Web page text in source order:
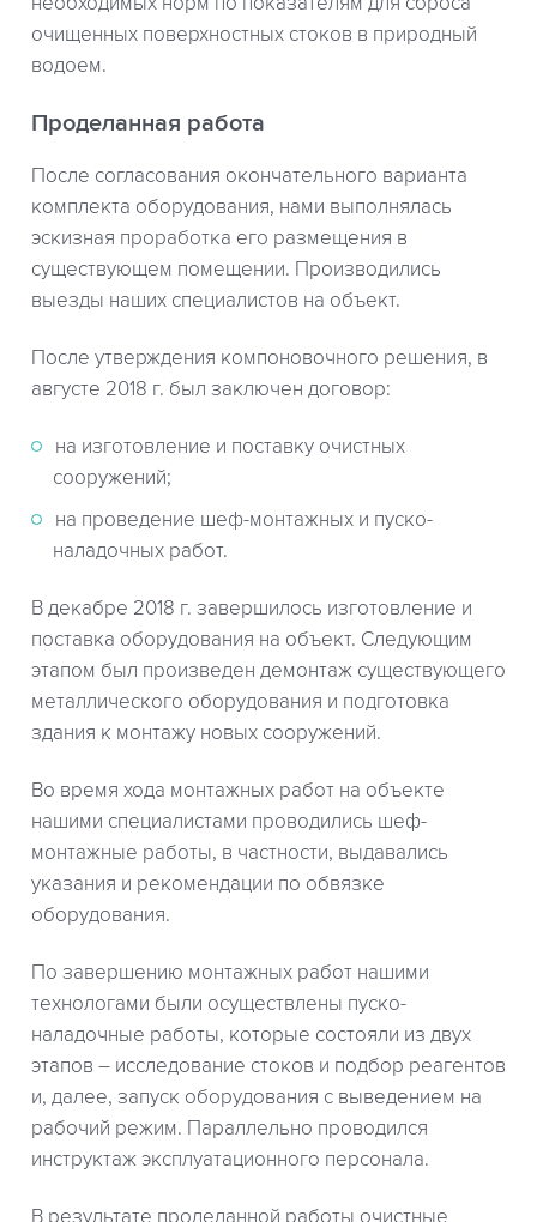
очищенных поверхностных стоков в природный
водоем.
Проделанная работа
После согласования окончательного варианта
комплекта оборудования, нами выполнялась
эскизная проработка его размещения в
существующем помещении. Производились
выезды наших специалистов на объект.
После утверждения компоновочного решения, в
августе 2018 г. был заключен договор:
на изготовление и поставку очистных
сооружений;
на проведение шеф-монтажных и пуско-
наладочных работ.
В декабре 2018 г. завершилось изготовление и
поставка оборудования на объект. Следующим
этапом был произведен демонтаж существующего
металлического оборудования и подготовка
здания к монтажу новых сооружений.
Во время хода монтажных работ на объекте
нашими специалистами проводились шеф-
монтажные работы, в частности, выдавались
указания и рекомендации по обвязке
оборудования.
По завершению монтажных работ нашими
технологами были осуществлены пуско-
наладочные работы, которые состояли из двух
этапов – исследование стоков и подбор реагентов
и, далее, запуск оборудования с выведением на
рабочий режим. Параллельно проводился
инструктаж эксплуатационного персонала.
В результате проделанной работы очистные